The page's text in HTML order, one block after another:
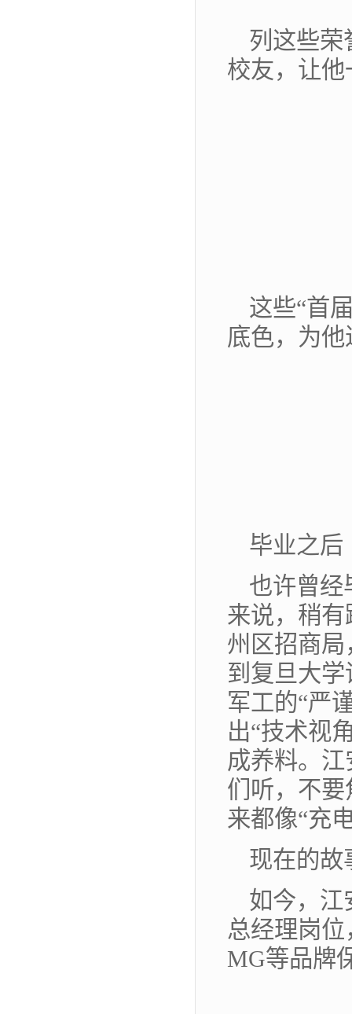
列这些荣
校友，让
这些“首
底色，为
毕业之后
也许曾经
来说，稍
州区招商
到复旦大
军工的“严
出“技术视
成养料。
们听，不
来都像“充
现在的故
如今，江
总经理岗
MG等品牌